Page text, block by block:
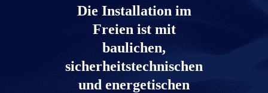
Die Installation im
Freien ist mit
baulichen,
sicherheitstechnischen
und energetischen